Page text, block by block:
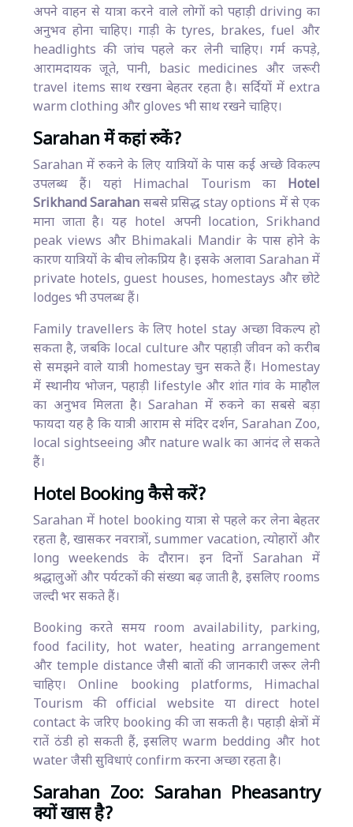
अपने वाहन से यात्रा करने वाले लोगों को पहाड़ी driving का
अनुभव होना चाहिए। गाड़ी के tyres, brakes, fuel और
headlights की जांच पहले कर लेनी चाहिए। गर्म कपड़े,
आरामदायक जूते, पानी, basic medicines और जरूरी
travel items साथ रखना बेहतर रहता है। सर्दियों में extra
warm clothing और gloves भी साथ रखने चाहिए।
Sarahan में कहां रुकें?
Sarahan में रुकने के लिए यात्रियों के पास कई अच्छे विकल्प
उपलब्ध हैं। यहां Himachal Tourism का Hotel
Srikhand Sarahan सबसे प्रसिद्ध stay options में से एक
माना जाता है। यह hotel अपनी location, Srikhand
peak views और Bhimakali Mandir के पास होने के
कारण यात्रियों के बीच लोकप्रिय है। इसके अलावा Sarahan में
private hotels, guest houses, homestays और छोटे
lodges भी उपलब्ध हैं।
Family travellers के लिए hotel stay अच्छा विकल्प हो
सकता है, जबकि local culture और पहाड़ी जीवन को करीब
से समझने वाले यात्री homestay चुन सकते हैं। Homestay
में स्थानीय भोजन, पहाड़ी lifestyle और शांत गांव के माहौल
का अनुभव मिलता है। Sarahan में रुकने का सबसे बड़ा
फायदा यह है कि यात्री आराम से मंदिर दर्शन, Sarahan Zoo,
local sightseeing और nature walk का आनंद ले सकते
हैं।
Hotel Booking कैसे करें?
Sarahan में hotel booking यात्रा से पहले कर लेना बेहतर
रहता है, खासकर नवरात्रों, summer vacation, त्योहारों और
long weekends के दौरान। इन दिनों Sarahan में
श्रद्धालुओं और पर्यटकों की संख्या बढ़ जाती है, इसलिए rooms
जल्दी भर सकते हैं।
Booking करते समय room availability, parking,
food facility, hot water, heating arrangement
और temple distance जैसी बातों की जानकारी जरूर लेनी
चाहिए। Online booking platforms, Himachal
Tourism की official website या direct hotel
contact के जरिए booking की जा सकती है। पहाड़ी क्षेत्रों में
रातें ठंडी हो सकती हैं, इसलिए warm bedding और hot
water जैसी सुविधाएं confirm करना अच्छा रहता है।
Sarahan Zoo: Sarahan Pheasantry
क्यों खास है?